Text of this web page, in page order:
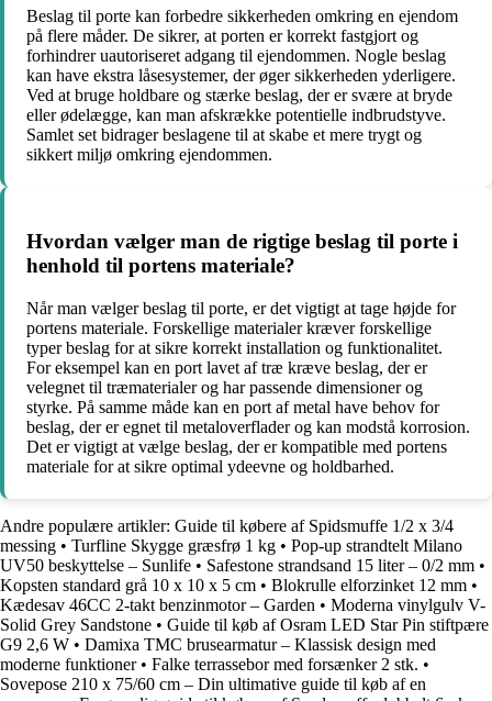
Beslag til porte kan forbedre sikkerheden omkring en ejendom
på flere måder. De sikrer, at porten er korrekt fastgjort og
forhindrer uautoriseret adgang til ejendommen. Nogle beslag
kan have ekstra låsesystemer, der øger sikkerheden yderligere.
Ved at bruge holdbare og stærke beslag, der er svære at bryde
eller ødelægge, kan man afskrække potentielle indbrudstyve.
Samlet set bidrager beslagene til at skabe et mere trygt og
sikkert miljø omkring ejendommen.
Hvordan vælger man de rigtige beslag til porte i
henhold til portens materiale?
Når man vælger beslag til porte, er det vigtigt at tage højde for
portens materiale. Forskellige materialer kræver forskellige
typer beslag for at sikre korrekt installation og funktionalitet.
For eksempel kan en port lavet af træ kræve beslag, der er
velegnet til træmaterialer og har passende dimensioner og
styrke. På samme måde kan en port af metal have behov for
beslag, der er egnet til metaloverflader og kan modstå korrosion.
Det er vigtigt at vælge beslag, der er kompatible med portens
materiale for at sikre optimal ydeevne og holdbarhed.
Andre populære artikler: Guide til købere af Spidsmuffe 1/2 x 3/4
messing • Turfline Skygge græsfrø 1 kg • Pop-up strandtelt Milano
UV50 beskyttelse – Sunlife • Safestone strandsand 15 liter – 0/2 mm •
Kopsten standard grå 10 x 10 x 5 cm • Blokrulle elforzinket 12 mm •
Kædesav 46CC 2-takt benzinmotor – Garden • Moderna vinylgulv V-
Solid Grey Sandstone • Guide til køb af Osram LED Star Pin stiftpære
G9 2,6 W • Damixa TMC brusearmatur – Klassisk design med
moderne funktioner• Falke terrassebor med forsænker 2 stk. •
Sovepose 210 x 75/60 cm – Din ultimative guide til køb af en